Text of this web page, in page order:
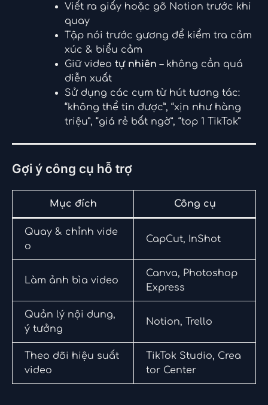
Viết ra giấy hoặc gõ Notion trước khi
quay
Tập nói trước gương để kiểm tra cảm
xúc & biểu cảm
Giữ video tự nhiên – không cần quá
diễn xuất
Sử dụng các cụm từ hút tương tác:
“không thể tin được”, “xịn như hàng
triệu”, “giá rẻ bất ngờ”, “top 1 TikTok”
Gợi ý công cụ hỗ trợ
Mục đích Công cụ
Quay & chỉnh vide
o
CapCut, InShot
Làm ảnh bìa video
Canva, Photoshop
Express
Quản lý nội dung,
ý tưởng
Notion, Trello
Theo dõi hiệu suất
video
TikTok Studio, Crea
tor Center